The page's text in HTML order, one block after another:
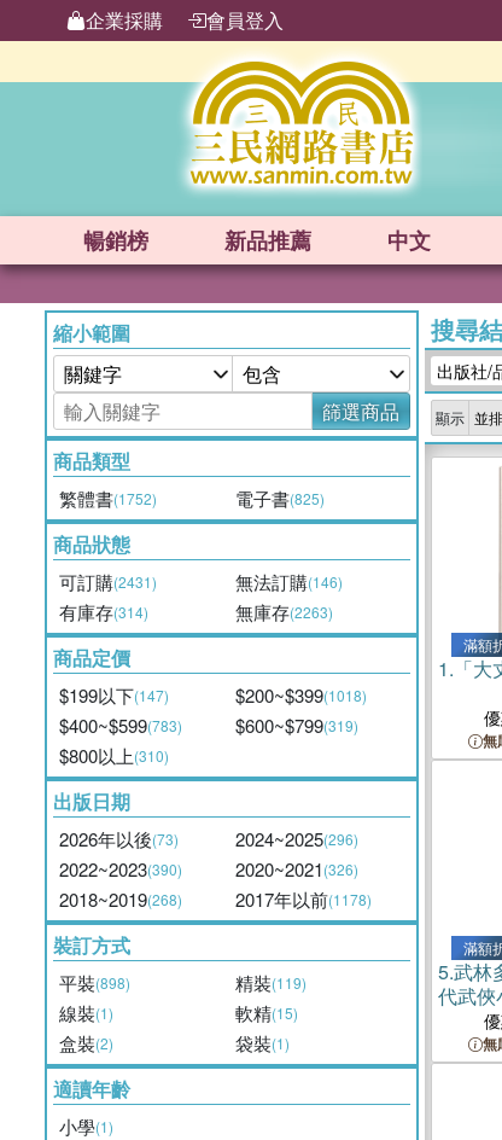
企業採購 會員登入
暢銷榜 新品推薦 中文
縮小範圍
篩選商品
商品類型
繁體書(1752) 電子書(825)
商品狀態
可訂購(2431) 無法訂購(146)
有庫存(314) 無庫存(2263)
商品定價
$199以下(147) $200~$399(1018)
$400~$599(783) $600~$799(319)
$800以上(310)
出版日期
2026年以後(73) 2024~2025(296)
2022~2023(390) 2020~2021(326)
2018~2019(268) 2017年以前(1178)
裝訂方式
平裝(898) 精裝(119)
線裝(1) 軟精(15)
盒裝(2) 袋裝(1)
適讀年齡
小學(1)
搜尋
出版社/
顯示
滿額
1. 「
無
滿額
5.武林
代武俠
無